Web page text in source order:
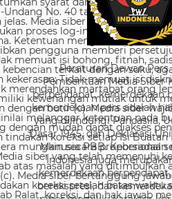
Peraturan Dewan Pers
Pemberitaan Media Siber
berpendapat, kemerdekaan
kemerdekaan pers adalah
yang dilindungi Pancasila,
Dasar 1945, dan Deklarasi
Manusia PBB. Keberadaan
Indonesia juga
kemerdekaan
berekspresi, dan